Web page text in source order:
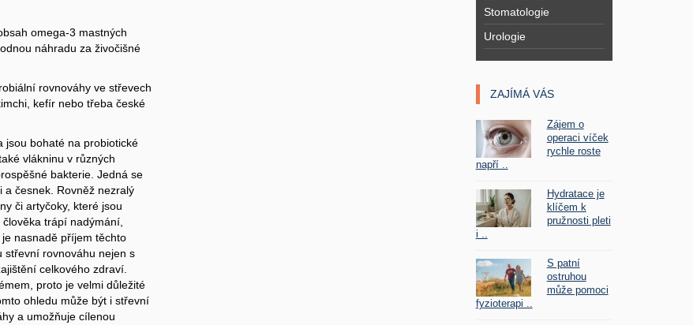
omega-3 mastných
náhradu za živočišné
rovnováhy ve střevech
kefír nebo třeba české
jsou bohaté na probiotické
vlákninu v různých
bakterie. Jedná se
a česnek. Rovněž nezralý
či artyčoky, které jsou
trápí nadýmání,
nasnadě příjem těchto
střevní rovnováhu nejen s
celkového zdraví.
proto je velmi důležité
ohledu může být i střevní
a umožňuje cílenou
Stomatologie
Urologie
ZAJÍMÁ VÁS
Zájem o
operaci víček
rychle roste
napří ..
Hydratace je
klíčem k
pružnosti pleti
i ..
S patní
ostruhou
může pomoci
fyzioterapi ..